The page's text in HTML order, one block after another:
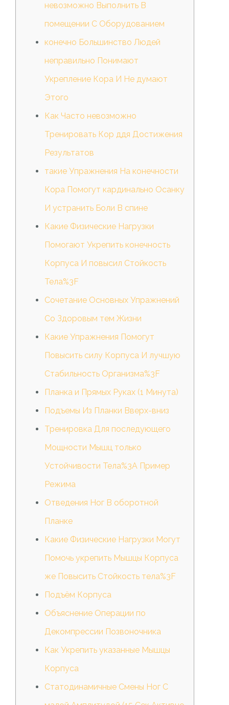
невозможно Выполнить В
помещении С Оборудованием
конечно Большинство Людей
неправильно Понимают
Укрепление Кора И Не думают
Этого
Как Часто невозможно
Тренировать Кор ддя Достижения
Результатов
такие Упражнения На конечности
Кора Помогут кардинально Осанку
И устранить Боли В спине
Какие Физические Нагрузки
Помогают Укрепить конечность
Корпуса И повысил Стойкость
Тела%3F
Сочетание Основных Упражнений
Со Здоровым тем Жизни
Какие Упражнения Помогут
Повысить силу Корпуса И лучшую
Стабильность Организма%3F
Планка и Прямых Руках (1 Минута)
Подъемы Из Планки Вверх-вниз
Тренировка Для последующего
Мощности Мышц только
Устойчивости Тела%3A Пример
Режима
Отведения Ног В оборотной
Планке
Какие Физические Нагрузки Могут
Помочь укрепить Мышцы Корпуса
же Повысить Стойкость тела%3F
Подъём Корпуса
Объяснение Операции по
Декомпрессии Позвоночника
Как Укрепить указанные Мышцы
Корпуса
Статодинамичные Смены Ног С